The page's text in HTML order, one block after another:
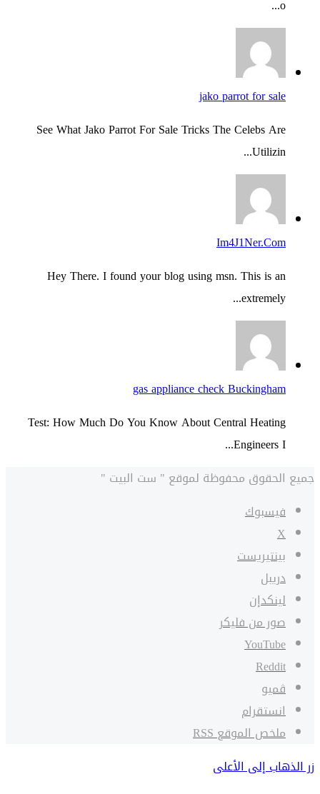
o...
jako parrot for sale
See What Jako Parrot For Sale Tricks The Celebs Are
Utilizin...
Im4J1Ner.Com
Hey There. I found your blog using msn. This is an
extremely...
gas appliance check Buckingham
Test: How Much Do You Know About Central Heating
Engineers I...
جميع الحقوق محفوظة لموقع " ست البيت "
فيسبوك
‫X
بينتيريست
دريبل
لينكدإن
صور من فليكر
‫YouTube
ڤميو
انستقرام
ملخص الموقع RSS
زر الذهاب إلى الأعلى